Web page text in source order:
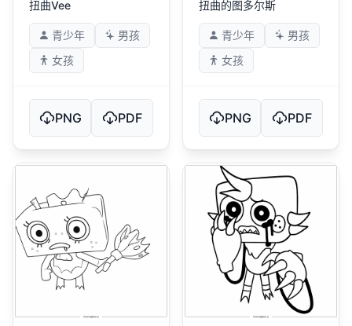
扭曲Vee
青少年
男孩
女孩
PNG PDF
扭曲的图多尔斯
青少年
男孩
女孩
PNG PDF